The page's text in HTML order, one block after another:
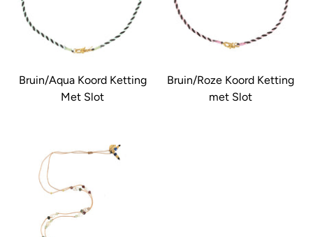
Bruin/Aqua Koord Ketting
Met Slot
Bruin/Roze Koord Ketting
met Slot